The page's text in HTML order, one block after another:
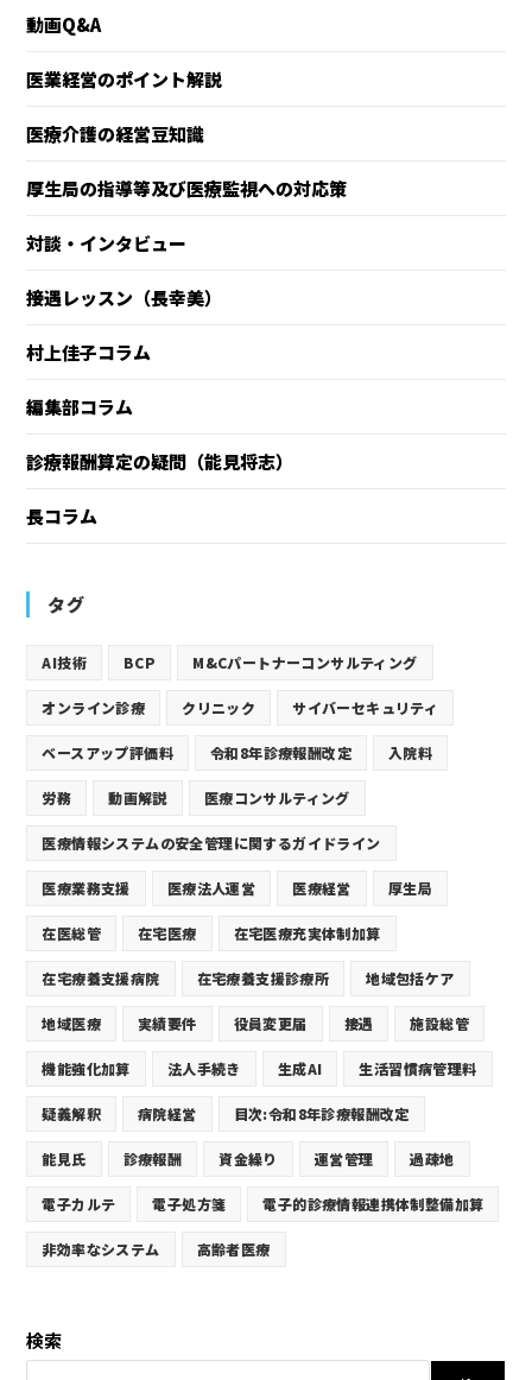
動画Q&A
医業経営のポイント解説
医療介護の経営豆知識
厚生局の指導等及び医療監視への対応策
対談・インタビュー
接遇レッスン（長幸美）
村上佳子コラム
編集部コラム
診療報酬算定の疑問（能見将志）
長コラム
タグ
AI技術 BCP M&Cパートナーコンサルティング
オンライン診療 クリニック サイバーセキュリティ
ベースアップ評価料 令和8年診療報酬改定 入院料
労務 動画解説 医療コンサルティング
医療情報システムの安全管理に関するガイドライン
医療業務支援 医療法人運営 医療経営 厚生局
在医総管 在宅医療 在宅医療充実体制加算
在宅療養支援病院 在宅療養支援診療所 地域包括ケア
地域医療 実績要件 役員変更届 接遇 施設総管
機能強化加算 法人手続き 生成AI 生活習慣病管理料
疑義解釈 病院経営 目次:令和8年診療報酬改定
能見氏 診療報酬 資金繰り 運営管理 過疎地
電子カルテ 電子処方箋 電子的診療情報連携体制整備加算
非効率なシステム 高齢者医療
検索